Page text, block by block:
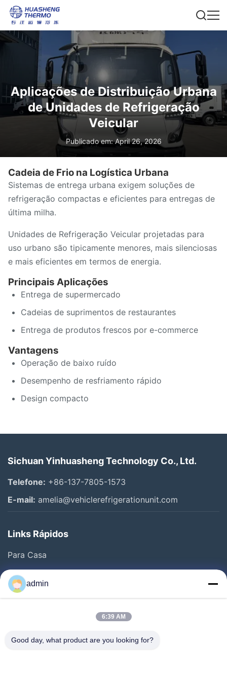
Aplicações de Distribuição Urbana
de Unidades de Refrigeração
Veicular
Publicado em: April 26, 2026
Cadeia de Frio na Logística Urbana
Sistemas de entrega urbana exigem soluções de
refrigeração compactas e eficientes para entregas de
última milha.
Unidades de Refrigeração Veicular projetadas para
uso urbano são tipicamente menores, mais silenciosas
e mais eficientes em termos de energia.
Principais Aplicações
Entrega de supermercado
Cadeias de suprimentos de restaurantes
Entrega de produtos frescos por e-commerce
Vantagens
Operação de baixo ruído
Desempenho de resfriamento rápido
Design compacto
Sichuan Yinhuasheng Technology Co., Ltd.
Telefone: +86-137-7805-1573
E-mail: amelia@vehiclerefrigerationunit.com
Links Rápidos
Para Casa
Produtos
Vídeos
Controle De Qualidade
admin
6:39 AM
Good day, what product are you looking for?